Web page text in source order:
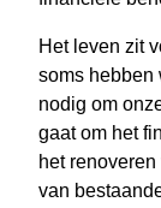
Het leven zit
soms hebben
nodig om
gaat om het
het
van